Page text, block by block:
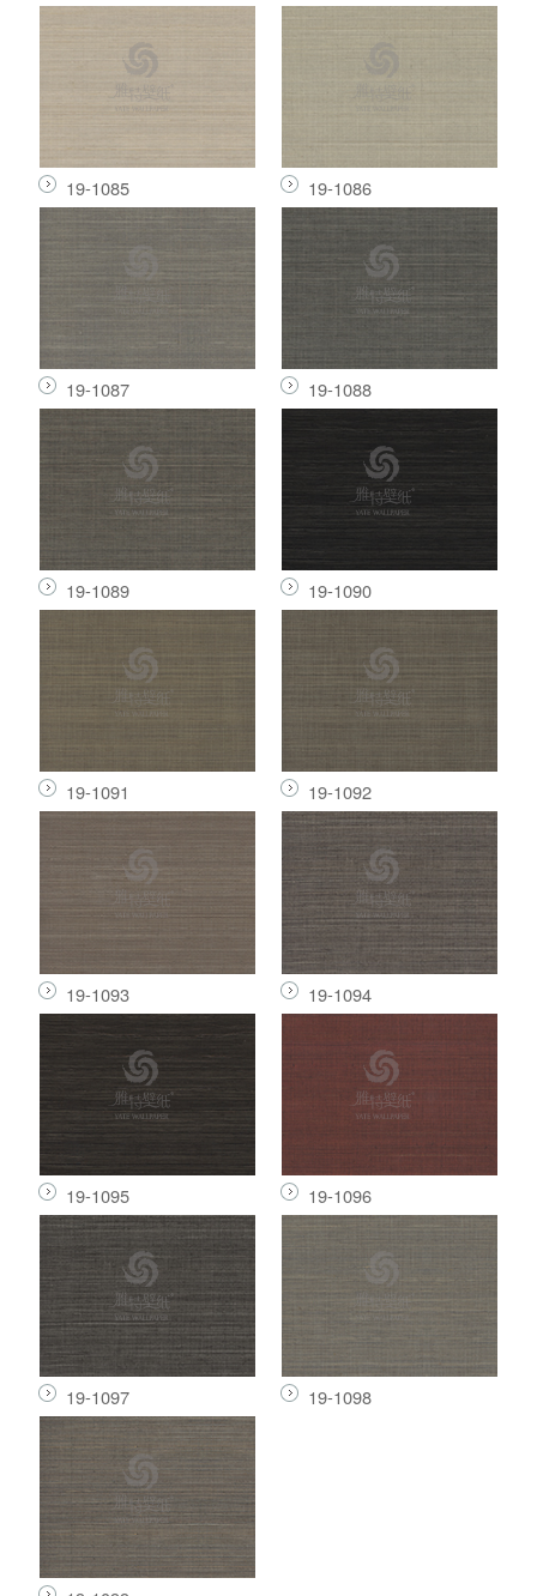
19-1085 19-1086
19-1087 19-1088
19-1089 19-1090
19-1091 19-1092
19-1093 19-1094
19-1095 19-1096
19-1097 19-1098